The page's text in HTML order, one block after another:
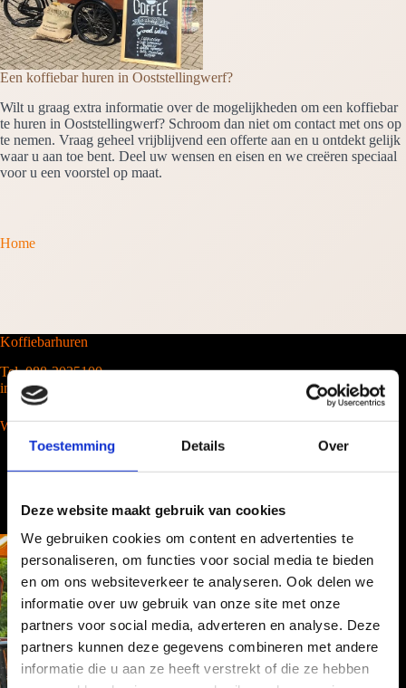
Toestemming Details Over
Deze website maakt gebruik van cookies
We gebruiken cookies om content en advertenties te
personaliseren, om functies voor social media te bieden
en om ons websiteverkeer te analyseren. Ook delen we
informatie over uw gebruik van onze site met onze
partners voor social media, adverteren en analyse. Deze
partners kunnen deze gegevens combineren met andere
informatie die u aan ze heeft verstrekt of die ze hebben
Een koffiebar huren in Ooststellingwerf?
Wilt u graag extra informatie over de mogelijkheden om een koffiebar
te huren in Ooststellingwerf? Schroom dan niet om contact met ons op
te nemen. Vraag geheel vrijblijvend een offerte aan en u ontdekt gelijk
waar u aan toe bent. Deel uw wensen en eisen en we creëren speciaal
voor u een voorstel op maat.
Home
Koffiebarhuren
Tel. 088-2035100
info@barcompany.nl
Wij werken landelijk